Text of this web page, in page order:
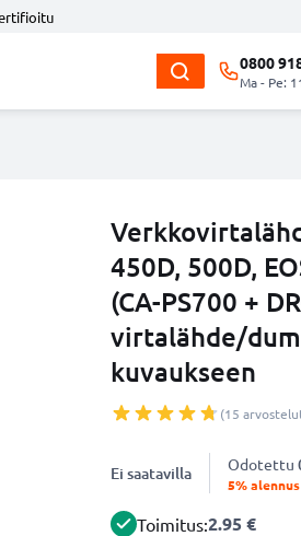
0800
Ma - Pe:
450D, 500D,
(CA-PS700 +
virtalähde/
kuvaukseen
(15
Ei saatavilla Odotettu
5% alennus
Toimitus:2.95 €